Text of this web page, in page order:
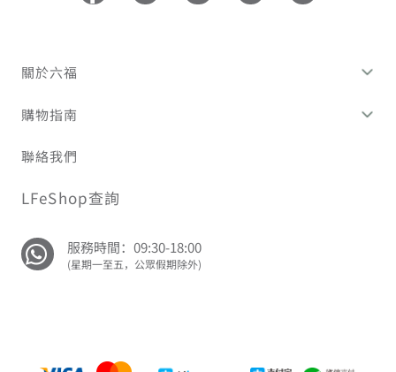
關於六福
購物指南
聯絡我們
LFeShop查詢
服務時間：09:30-18:00
(星期一至五，公眾假期除外)